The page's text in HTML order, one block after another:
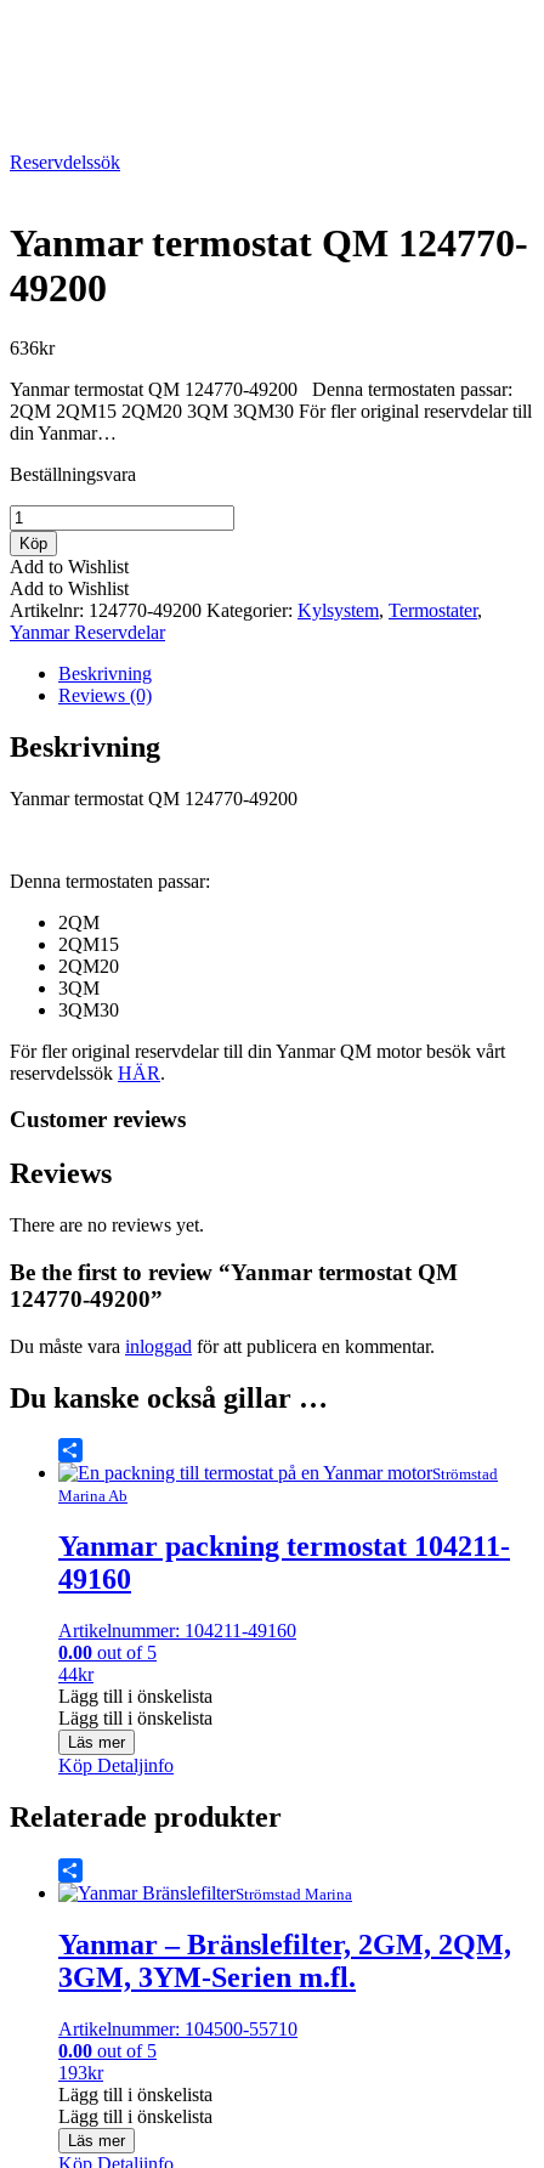
Reservdelssök
Yanmar termostat QM 124770-
49200
636kr
Yanmar termostat QM 124770-49200 Denna termostaten passar:
2QM 2QM15 2QM20 3QM 3QM30 För fler original reservdelar till
din Yanmar…
Beställningsvara
Yanmar
termostat
QM
124770-
49200
mängd
Köp
Add to Wishlist
Add to Wishlist
Artikelnr: 124770-49200 Kategorier: Kylsystem, Termostater,
Yanmar Reservdelar
Beskrivning
Reviews (0)
Beskrivning
Yanmar termostat QM 124770-49200
Denna termostaten passar:
2QM
2QM15
2QM20
3QM
3QM30
För fler original reservdelar till din Yanmar QM motor besök vårt
reservdelssök HÄR.
Customer reviews
Reviews
There are no reviews yet.
Be the first to review “Yanmar termostat QM
124770-49200”
Du måste vara inloggad för att publicera en kommentar.
Du kanske också gillar …
Share
Strömstad
Marina Ab
Yanmar packning termostat 104211-
49160
Artikelnummer: 104211-49160
0.00 out of 5
44kr
Lägg till i önskelista
Lägg till i önskelista
Läs mer
Köp Detaljinfo
Relaterade produkter
Share Strömstad Marina
Yanmar – Bränslefilter, 2GM, 2QM,
3GM, 3YM-Serien m.fl.
Artikelnummer: 104500-55710
0.00 out of 5
193kr
Lägg till i önskelista
Lägg till i önskelista
Läs mer
Köp Detaljinfo